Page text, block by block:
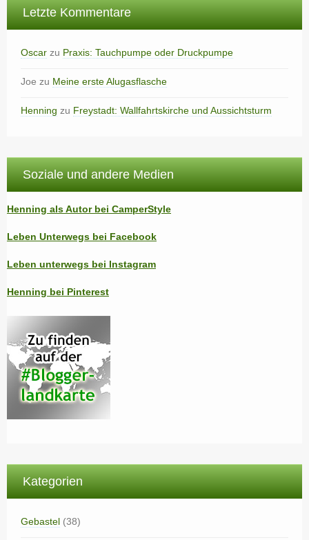
Letzte Kommentare
Oscar zu Praxis: Tauchpumpe oder Druckpumpe
Joe zu Meine erste Alugasflasche
Henning zu Freystadt: Wallfahrtskirche und Aussichtsturm
Soziale und andere Medien
Henning als Autor bei CamperStyle
Leben Unterwegs bei Facebook
Leben unterwegs bei Instagram
Henning bei Pinterest
Kategorien
Gebastel (38)